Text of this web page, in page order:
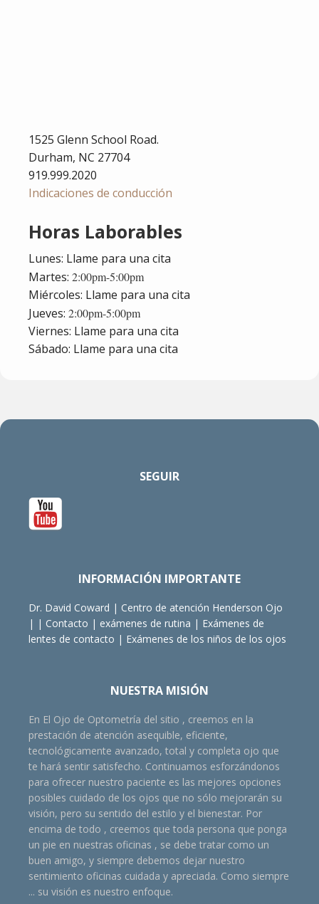
1525 Glenn School Road.
Durham, NC 27704
919.999.2020
Indicaciones de conducción
Horas Laborables
Lunes: Llame para una cita
Martes: 2:00pm-5:00pm
Miércoles: Llame para una cita
Jueves: 2:00pm-5:00pm
Viernes: Llame para una cita
Sábado: Llame para una cita
SEGUIR
INFORMACIÓN IMPORTANTE
Dr. David Coward | Centro de atención Henderson Ojo
| | Contacto | exámenes de rutina | Exámenes de
lentes de contacto | Exámenes de los niños de los ojos
NUESTRA MISIÓN
En El Ojo de Optometría del sitio , creemos en la
prestación de atención asequible, eficiente,
tecnológicamente avanzado, total y completa ojo que
te hará sentir satisfecho. Continuamos esforzándonos
para ofrecer nuestro paciente es las mejores opciones
posibles cuidado de los ojos que no sólo mejorarán su
visión, pero su sentido del estilo y el bienestar. Por
encima de todo , creemos que toda persona que ponga
un pie en nuestras oficinas , se debe tratar como un
buen amigo, y siempre debemos dejar nuestro
sentimiento oficinas cuidada y apreciada. Como siempre
... su visión es nuestro enfoque.